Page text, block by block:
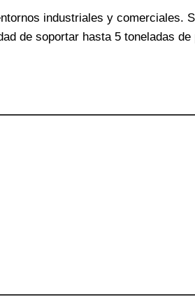
industriales y comerciales.
de soportar hasta 5 toneladas de